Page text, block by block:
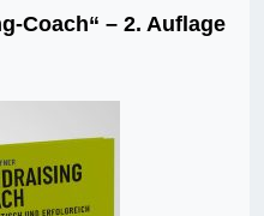
Coach“ – 2. Auflage